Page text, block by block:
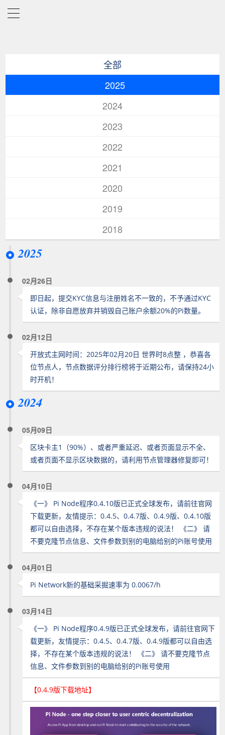
全部
2025
2024
2023
2022
2021
2020
2019
2018
2025
02月26日
即日起，提交KYC信息与注册姓名不一致的，不予通过KYC
认证，除非自愿放弃并销毁自己账户余额20%的Pi数量。
02月12日
开放式主网时间：2025年02月20日 世界时8点整 ，恭喜各
位节点人，节点数据评分排行榜将于近期公布，请保持24小
时开机！
2024
05月09日
区块卡主1（90%）、或者严重延迟、或者页面显示不全、
或者页面不显示区块数据的，请利用节点管理器修复即可！
04月10日
《一》 Pi Node程序0.4.10版已正式全球发布，请前往官网
下载更新，友情提示：0.4.5、0.4.7版、0.4.9版、0.4.10版
都可以自由选择，不存在某个版本违规的说法！ 《二》 请
不要克隆节点信息、文件参数到别的电脑给别的Pi账号使用
04月01日
Pi Network新的基础采掘速率为 0.0067/h
03月14日
《一》 Pi Node程序0.4.9版已正式全球发布，请前往官网下
载更新，友情提示：0.4.5、0.4.7版、0.4.9版都可以自由选
择，不存在某个版本违规的说法！ 《二》 请不要克隆节点
信息、文件参数到别的电脑给别的Pi账号使用
【0.4.9版下载地址】